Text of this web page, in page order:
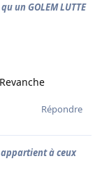
un GOLEM LUTTE
Répondre
appartient à ceux